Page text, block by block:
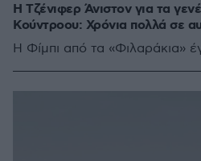
Η Τζένιφερ Άνιστον για τα
Κούντροου: Χρόνια πολλά σε
Η Φίμπι από τα «Φιλαράκια»